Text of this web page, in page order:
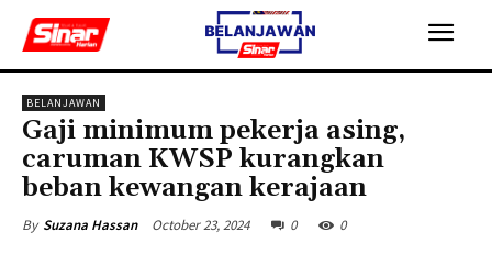
BELANJAWAN
Gaji minimum pekerja asing,
caruman KWSP kurangkan
beban kewangan kerajaan
By Suzana Hassan October 23, 2024 0 0